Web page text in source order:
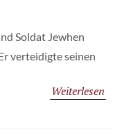
Soldat Jewhen
verteidigte seinen
Weiterlesen